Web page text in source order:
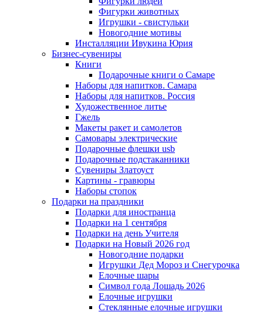
Фигурки животных
Игрушки - свистульки
Новогодние мотивы
Инсталляции Ивукина Юрия
Бизнес-сувениры
Книги
Подарочные книги о Самаре
Наборы для напитков. Самара
Наборы для напитков. Россия
Художественное литье
Гжель
Макеты ракет и самолетов
Самовары электрические
Подарочные флешки usb
Подарочные подстаканники
Сувениры Златоуст
Картины - гравюры
Наборы стопок
Подарки на праздники
Подарки для иностранца
Подарки на 1 сентября
Подарки на день Учителя
Подарки на Новый 2026 год
Новогодние подарки
Игрушки Дед Мороз и Снегурочка
Елочные шары
Символ года Лошадь 2026
Елочные игрушки
Стеклянные елочные игрушки